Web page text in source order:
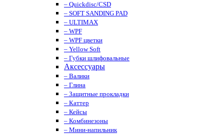
– Quickdisc/CSD
– SOFT SANDING PAD
– ULTIMAX
– WPF
– WPF цветки
– Yellow Soft
– Губки шлифовальные
Аксессуары
– Валики
– Глина
– Защитные прокладки
– Каттер
– Кейсы
– Комбинезоны
– Мини-напильник